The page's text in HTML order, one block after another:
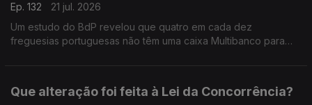
Ep. 132
21 jul. 2026
Um estudo do BdP revelou que quatro em cada dez
freguesias portuguesas não têm uma caixa Multibanco para
Que alteração foi feita à Lei da Concorrência?